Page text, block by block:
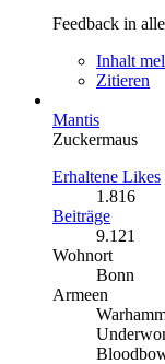
Feedback in
Inhalt
Zitieren
Mantis
Zuckermaus
Erhaltene Likes
1.816
Beiträge
9.121
Wohnort
Bonn
Armeen